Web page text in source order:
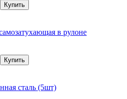
в рулоне
сталь (5шт)